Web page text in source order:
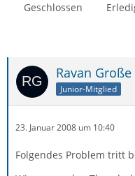
Geschlossen
Ravan Große
Junior-Mitglied
23. Januar 2008 um 10:40
Folgendes Problem tritt